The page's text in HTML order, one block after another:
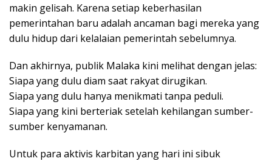
makin gelisah. Karena setiap keberhasilan
pemerintahan baru adalah ancaman bagi mereka yang
dulu hidup dari kelalaian pemerintah sebelumnya.
Dan akhirnya, publik Malaka kini melihat dengan jelas:
Siapa yang dulu diam saat rakyat dirugikan.
Siapa yang dulu hanya menikmati tanpa peduli.
Siapa yang kini berteriak setelah kehilangan sumber-
sumber kenyamanan.
Untuk para aktivis karbitan yang hari ini sibuk